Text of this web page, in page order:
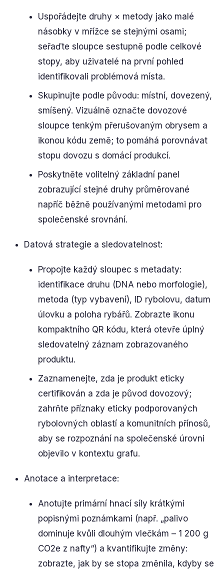
Uspořádejte druhy × metody jako malé
násobky v mřížce se stejnými osami;
seřaďte sloupce sestupně podle celkové
stopy, aby uživatelé na první pohled
identifikovali problémová místa.
Skupinujte podle původu: místní, dovezený,
smíšený. Vizuálně označte dovozové
sloupce tenkým přerušovaným obrysem a
ikonou kódu země; to pomáhá porovnávat
stopu dovozu s domácí produkcí.
Poskytněte volitelný základní panel
zobrazující stejné druhy průměrované
napříč běžně používanými metodami pro
společenské srovnání.
Datová strategie a sledovatelnost:
Propojte každý sloupec s metadaty:
identifikace druhu (DNA nebo morfologie),
metoda (typ vybavení), ID rybolovu, datum
úlovku a poloha rybářů. Zobrazte ikonu
kompaktního QR kódu, která otevře úplný
sledovatelný záznam zobrazovaného
produktu.
Zaznamenejte, zda je produkt eticky
certifikován a zda je původ dovozový;
zahrňte příznaky eticky podporovaných
rybolovných oblastí a komunitních přínosů,
aby se rozpoznání na společenské úrovni
objevilo v kontextu grafu.
Anotace a interpretace:
Anotujte primární hnací síly krátkými
popisnými poznámkami (např. „palivo
dominuje kvůli dlouhým vlečkám – 1 200 g
CO2e z nafty“) a kvantifikujte změny:
zobrazte, jak by se stopa změnila, kdyby se